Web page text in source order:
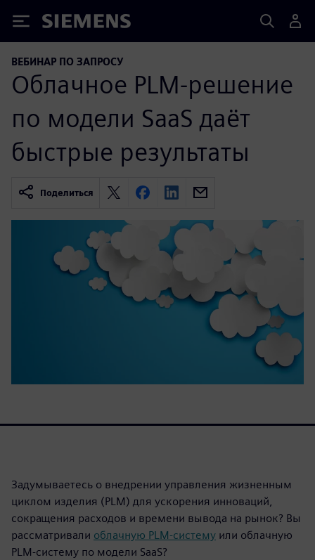
Siemens
ВЕБИНАР ПО ЗАПРОСУ
Облачное PLM-решение
по модели SaaS даёт
быстрые результаты
Поделиться
Задумываетесь о внедрении управления жизненным
циклом изделия (PLM) для ускорения инноваций,
сокращения расходов и времени вывода на рынок? Вы
рассматривали облачную PLM-систему или облачную
PLM-систему по модели SaaS?